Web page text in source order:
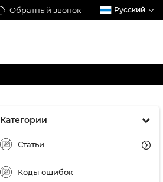
Обратный звонок Русский
Категории
Статьи
Коды ошибок